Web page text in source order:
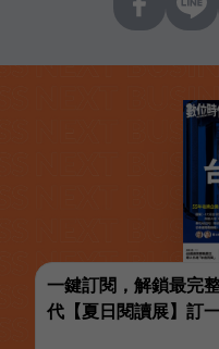
一鍵訂閱，解鎖最完
代【夏日閱讀展】訂